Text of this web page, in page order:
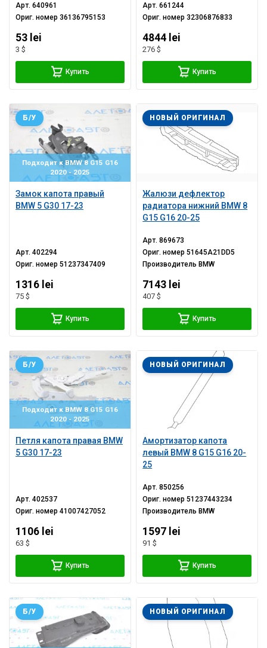
Арт.640961
Ориг. номер36136795153
53 lei
3 $
Купить
Арт.661244
Ориг. номер32306876833
4844 lei
276 $
Купить
Подходит к BMW 8 G15 G16
2020 - 2025
Замок капота правый
BMW 5 G30 17-23
Б/У
Арт.402294
Ориг. номер51237347409
1316 lei
75 $
Купить
Жалюзи дефлектор
радиатора нижний BMW 8
G15 G16 20-25
НОВЫЙ ОРИГИНАЛ
Арт.869673
Ориг. номер51645A21DD5
ПроизводительBMW
7143 lei
407 $
Купить
Подходит к BMW 8 G15 G16
2020 - 2025
Петля капота правая BMW
5 G30 17-23
Б/У
Арт.402537
Ориг. номер41007427052
1106 lei
63 $
Купить
Амортизатор капота
левый BMW 8 G15 G16 20-
25
НОВЫЙ ОРИГИНАЛ
Арт.850256
Ориг. номер51237443234
ПроизводительBMW
1597 lei
91 $
Купить
Б/У НОВЫЙ ОРИГИНАЛ